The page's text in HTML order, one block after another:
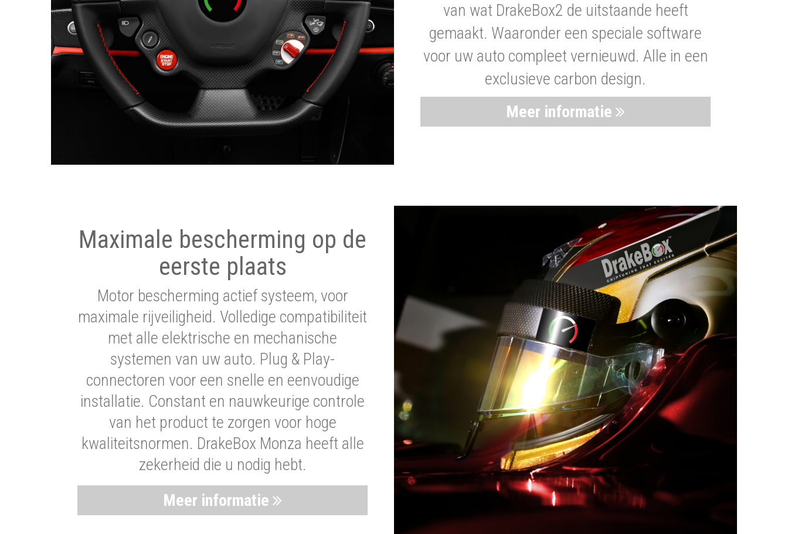
van wat DrakeBox2 de uitstaande heeft
gemaakt. Waaronder een speciale software
voor uw auto compleet vernieuwd. Alle in een
exclusieve carbon design.
Meer informatie
Maximale bescherming op de
eerste plaats
Motor bescherming actief systeem, voor
maximale rijveiligheid. Volledige compatibiliteit
met alle elektrische en mechanische
systemen van uw auto. Plug & Play-
connectoren voor een snelle en eenvoudige
installatie. Constant en nauwkeurige controle
van het product te zorgen voor hoge
kwaliteitsnormen. DrakeBox Monza heeft alle
zekerheid die u nodig hebt.
Meer informatie